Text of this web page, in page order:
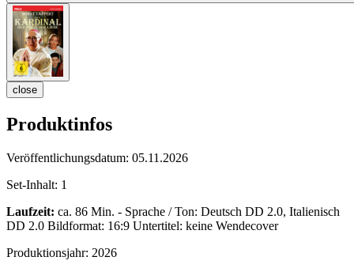
close
Produktinfos
Veröffentlichungsdatum: 05.11.2026
Set-Inhalt: 1
Laufzeit: ca. 86 Min. - Sprache / Ton: Deutsch DD 2.0, Italienisch
DD 2.0 Bildformat: 16:9 Untertitel: keine Wendecover
Produktionsjahr: 2026